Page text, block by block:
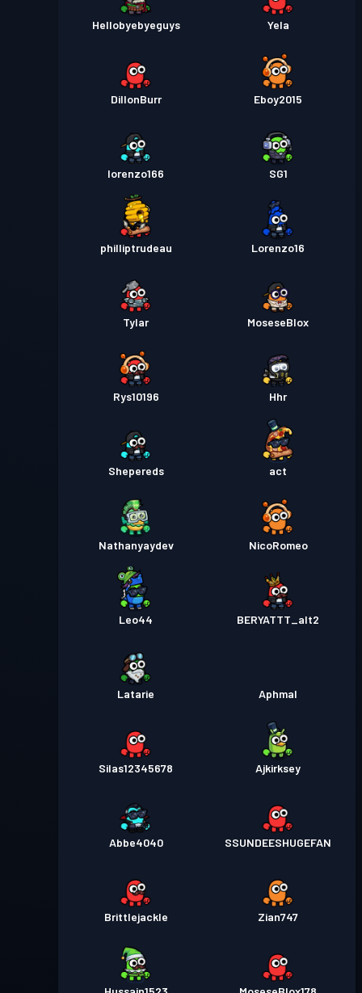
Hellobyebyeguys Yela
DillonBurr Eboy2015
lorenzo166 SG1
philliptrudeau Lorenzo16
Tylar MoseseBlox
Rys10196 Hhr
Shepereds act
Nathanyaydev NicoRomeo
Leo44 BERYATTT_alt2
Latarie Aphmal
Silas12345678 Ajkirksey
Abbe4040 SSUNDEESHUGEFAN
Brittlejackle Zian747